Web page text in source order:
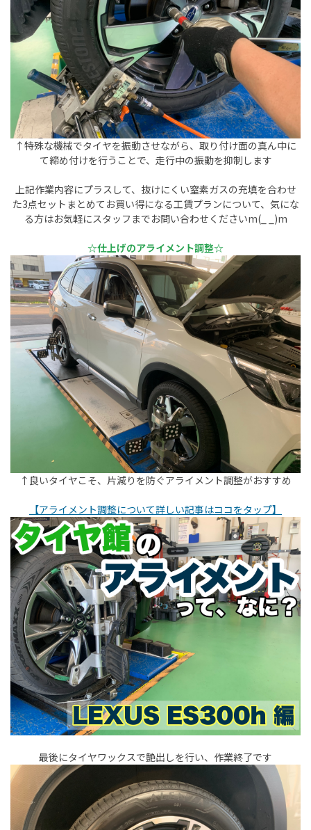
↑特殊な機械でタイヤを振動させながら、取り付け面の真ん中に
て締め付けを行うことで、走行中の振動を抑制します
上記作業内容にプラスして、抜けにくい窒素ガスの充填を合わせ
た3点セットまとめてお買い得になる工賃プランについて、気にな
る方はお気軽にスタッフまでお問い合わせくださいm(_ _)m
☆仕上げのアライメント調整☆
↑良いタイヤこそ、片減りを防ぐアライメント調整がおすすめ
【アライメント調整について詳しい記事はココをタップ】
最後にタイヤワックスで艶出しを行い、作業終了です